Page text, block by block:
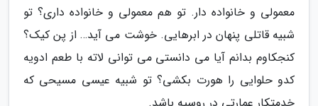
معمولی و خانواده دار. تو هم معمولی و خانواده داری؟ تو
شبیه قاتلی پنهان در ابرهایی. خوشت می آید… از پن کیک؟
کنجکاوم بدانم آیا می دانستی می توانی لاته با طعم ادویه
کدو حلوایی را هورت بکشی؟ تو شبیه عیسی مسیحی که